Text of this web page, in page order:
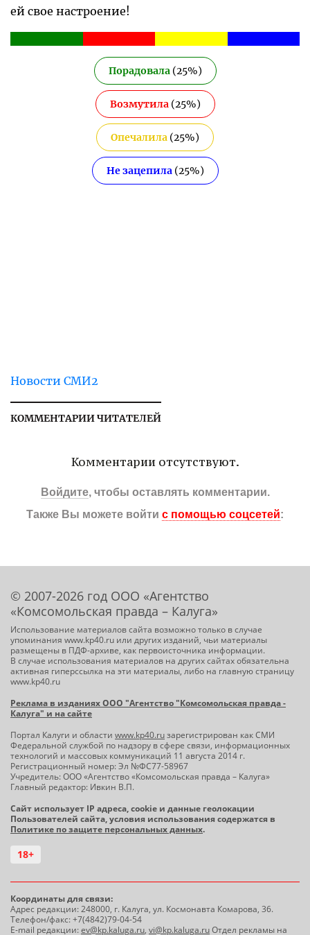
ей свое настроение!
Порадовала(25%)
Возмутила(25%)
Опечалила (25%)
Не зацепила(25%)
Новости СМИ2
КОММЕНТАРИИ ЧИТАТЕЛЕЙ
Комментарии отсутствуют.
Войдите, чтобы оставлять комментарии.
Также Вы можете войти с помощью соцсетей:
© 2007-2026 год ООО «Агентство
«Комсомольская правда – Калуга»
Использование материалов сайта возможно только в случае
упоминания www.kp40.ru или других изданий, чьи материалы
размещены в ПДФ-архиве, как первоисточника информации.
В случае использования материалов на других сайтах обязательна
активная гиперссылка на эти материалы, либо на главную страницу
www.kp40.ru
Реклама в изданиях ООО "Агентство "Комсомольская правда -
Калуга" и на сайте
Портал Калуги и области www.kp40.ruзарегистрирован как СМИ
Федеральной службой по надзору в сфере связи, информационных
технологий и массовых коммуникаций 11 августа 2014 г.
Регистрационный номер: Эл №ФС77-58967
Учредитель: ООО «Агентство «Комсомольская правда – Калуга»
Главный редактор: Ивкин В.П.
Сайт использует IP адреса, cookie и данные геолокации
Пользователей сайта, условия использования содержатся в
Политике по защите персональных данных.
18+
Координаты для связи:
Адрес редакции: 248000, г. Калуга, ул. Космонавта Комарова, 36.
Телефон/факс: +7(4842)79-04-54
E-mail редакции:ev@kp.kaluga.ru, vi@kp.kaluga.ruОтдел рекламы на